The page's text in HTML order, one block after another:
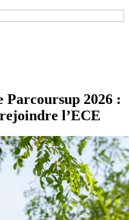
Parcoursup 2026 :
l’ECE